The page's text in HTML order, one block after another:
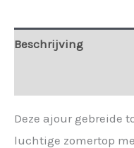
Beschrijving
Deze ajour gebreide
luchtige zomertop